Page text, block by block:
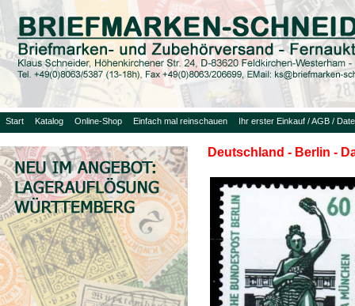
Start Katalog Online-Shop Einfach mal reinschauen Ihr erster Einkauf / AGB /
Deutschland - Berlin -